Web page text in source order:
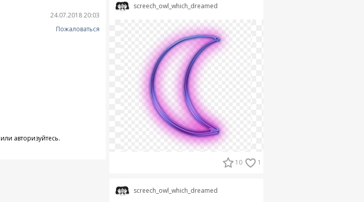
24.07.2018 20:03
Пожаловаться
или авторизуйтесь.
screech_owl_which_dreamed
10 1
screech_owl_which_dreamed